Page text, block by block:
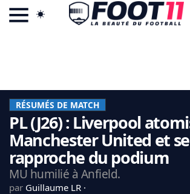
LA CHARTE
VIE PRIVÉE
CGU
CONTACTEZ-NOUS
RÉSUMÉS DE MATCH
PL (J26) : Liverpool
Manchester United et se
rapproche du podium
MU humilié à Anfield.
par Guillaume LR